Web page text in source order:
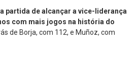
partida de alcançar a vice-liderança
com mais jogos na história do
de Borja, com 112, e Muñoz, com